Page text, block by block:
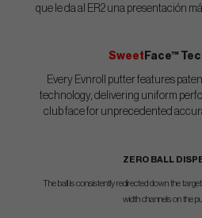
que le da al ER2 una presentación
Sweet Face™
Every Evnroll putter features
technology, delivering uniform
club face for unprecedented
ZERO BALL
The ball is consistently redirected down the
width channels on the